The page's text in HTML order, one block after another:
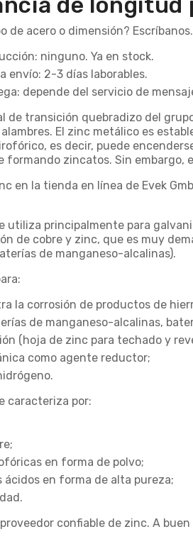
de acero o dimensión?
ninguno. Ya en stock.
envío: 2-3 días laborables.
depende del servicio de
de transición quebradizo del
El zinc metálico es
es decir, puede
formando zincatos. Sin embargo,
en la tienda en línea de Evek
utiliza principalmente para
de cobre y zinc, que es muy
de manganeso-alcalinas).
la corrosión de productos de
de manganeso-alcalinas,
(hoja de zinc para techado y
como agente reductor;
caracteriza por:
en forma de polvo;
ácidos en forma de alta pureza;
proveedor confiable de zinc. A